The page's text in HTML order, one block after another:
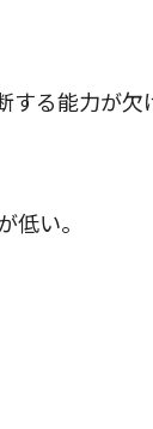
る能力が欠
低い。